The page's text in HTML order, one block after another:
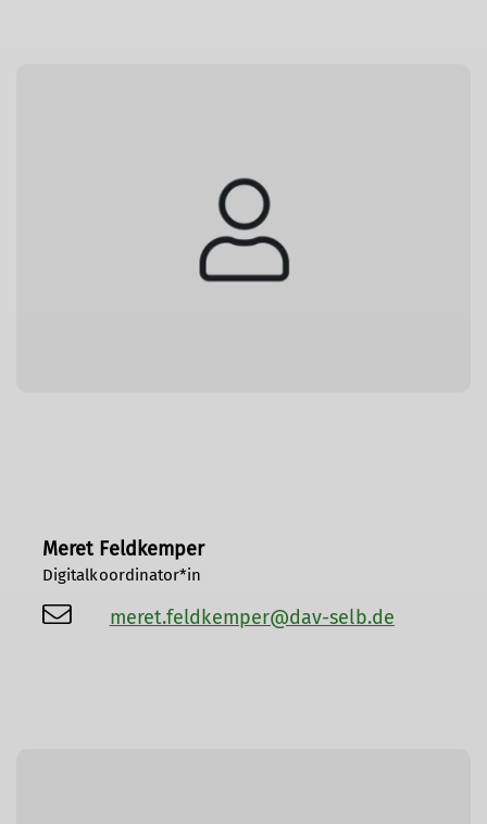
Meret Feldkemper
Digitalkoordinator*in
meret.feldkemper@dav-selb.de